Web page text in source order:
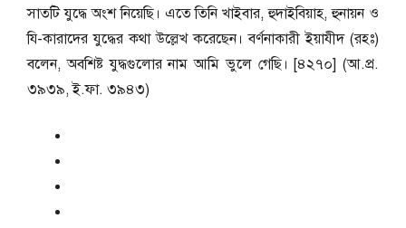
সাতটি যুদ্ধে অংশ নিয়েছি। এতে তিনি খাইবার, হুদাইবিয়াহ, হুনায়ন ও
যি-কারাদের যুদ্ধের কথা উল্লেখ করেছেন। বর্ণনাকারী ইয়াযীদ (রহঃ)
বলেন, অবশিষ্ট যুদ্ধগুলোর নাম আমি ভুলে গেছি। [৪২৭০] (আ.প্র.
৩৯৩৯, ই.ফা. ৩৯৪৩)